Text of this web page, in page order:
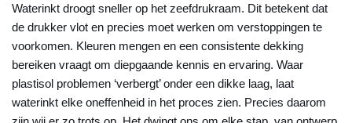
Waterinkt droogt sneller op het zeefdrukraam. Dit betekent dat
de drukker vlot en precies moet werken om verstoppingen te
voorkomen. Kleuren mengen en een consistente dekking
bereiken vraagt om diepgaande kennis en ervaring. Waar
plastisol problemen ‘verbergt’ onder een dikke laag, laat
waterinkt elke oneffenheid in het proces zien. Precies daarom